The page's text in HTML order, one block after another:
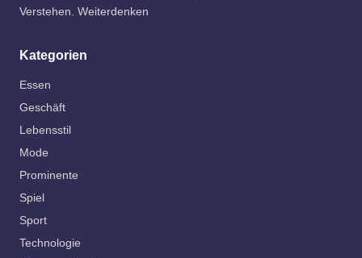
Verstehen. Weiterdenken
Kategorien
Essen
Geschäft
Lebensstil
Mode
Prominente
Spiel
Sport
Technologie